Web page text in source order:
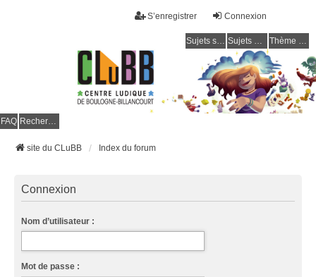
Connexion
S’enregistrer
Sujets sans réponse Sujets actifs Thème clair / foncé
FAQ Rechercher
site du CLuBB Index du forum
Connexion
Nom d’utilisateur :
Mot de passe :